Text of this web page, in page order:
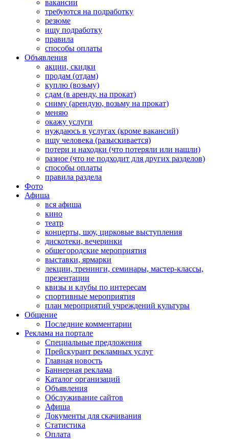
вакансии
требуются на подработку
резюме
ищу подработку
правила
способы оплаты
Объявления
акции, скидки
продам (отдам)
куплю (возьму)
сдам (в аренду, на прокат)
сниму (арендую, возьму на прокат)
меняю
окажу услуги
нуждаюсь в услугах (кроме вакансий)
ищу человека (разыскивается)
потери и находки (что потеряли или нашли)
разное (что не подходит для других разделов)
способы оплаты
правила раздела
Фото
Афиша
вся афиша
кино
театр
концерты, шоу, цирковые выступления
дискотеки, вечеринки
общегородские мероприятия
выставки, ярмарки
лекции, тренинги, семинары, мастер-классы,
презентации
квизы и клубы по интересам
спортивные мероприятия
план мероприятий учреждений культуры
Общение
Последние комментарии
Реклама на портале
Специальные предложения
Прейскурант рекламных услуг
Главная новость
Баннерная реклама
Каталог организаций
Объявления
Обслуживание сайтов
Афиша
Документы для скачивания
Статистика
Оплата